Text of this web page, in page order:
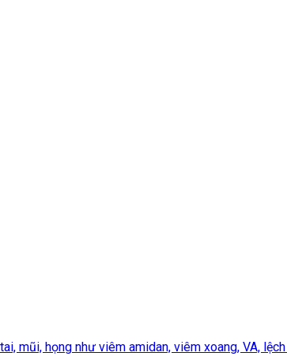
mũi, họng như viêm amidan, viêm xoang, VA,